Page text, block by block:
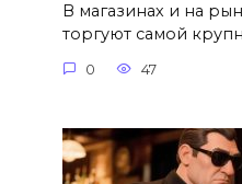
В магазинах и на
торгуют самой
0 47